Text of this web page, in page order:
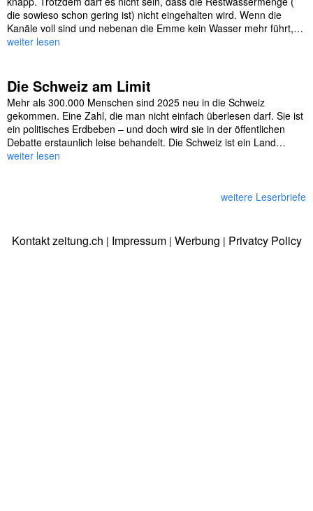
die sowieso schon gering ist) nicht eingehalten wird. Wenn die
Kanäle voll sind und nebenan die Emme kein Wasser mehr führt,…
weiter lesen
Die Schweiz am Limit
Mehr als 300.000 Menschen sind 2025 neu in die Schweiz
gekommen. Eine Zahl, die man nicht einfach überlesen darf. Sie ist
ein politisches Erdbeben – und doch wird sie in der öffentlichen
Debatte erstaunlich leise behandelt. Die Schweiz ist ein Land…
weiter lesen
weitere Leserbriefe
Kontakt zeitung.ch | Impressum| Werbung | Privatcy Policy